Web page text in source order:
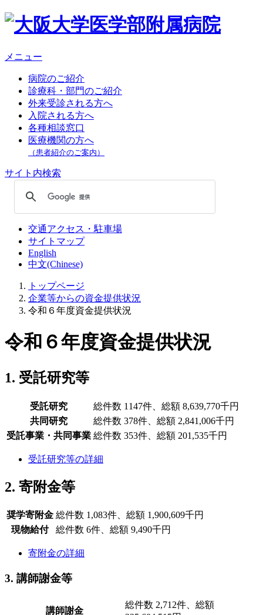
メニュー
病院のご紹介
診療科・部門のご紹介
外来受診される方へ
入院される方へ
各種相談窓口
医療機関の方へ
（患者紹介のご案内）
サイト内検索
交通アクセス・駐車場
サイトマップ
English
中文(Chinese)
トップページ
企業等からの資金提供状況
令和６年度資金提供状況
令和６年度資金提供状況
1. 受託研究等
受託研究
総件数 1147件、総額 8,639,770千円
共同研究
総件数 378件、総額 2,841,006千円
受託事業・共同事業 総件数 353件、総額 201,535千円
受託研究等の詳細
2. 寄附金等
奨学寄附金 総件数 1,083件、総額 1,900,609千円
現物給付
総件数 6件、総額 9,490千円
寄附金の詳細
3. 講師謝金等
講師謝金
総件数 2,712件、総額